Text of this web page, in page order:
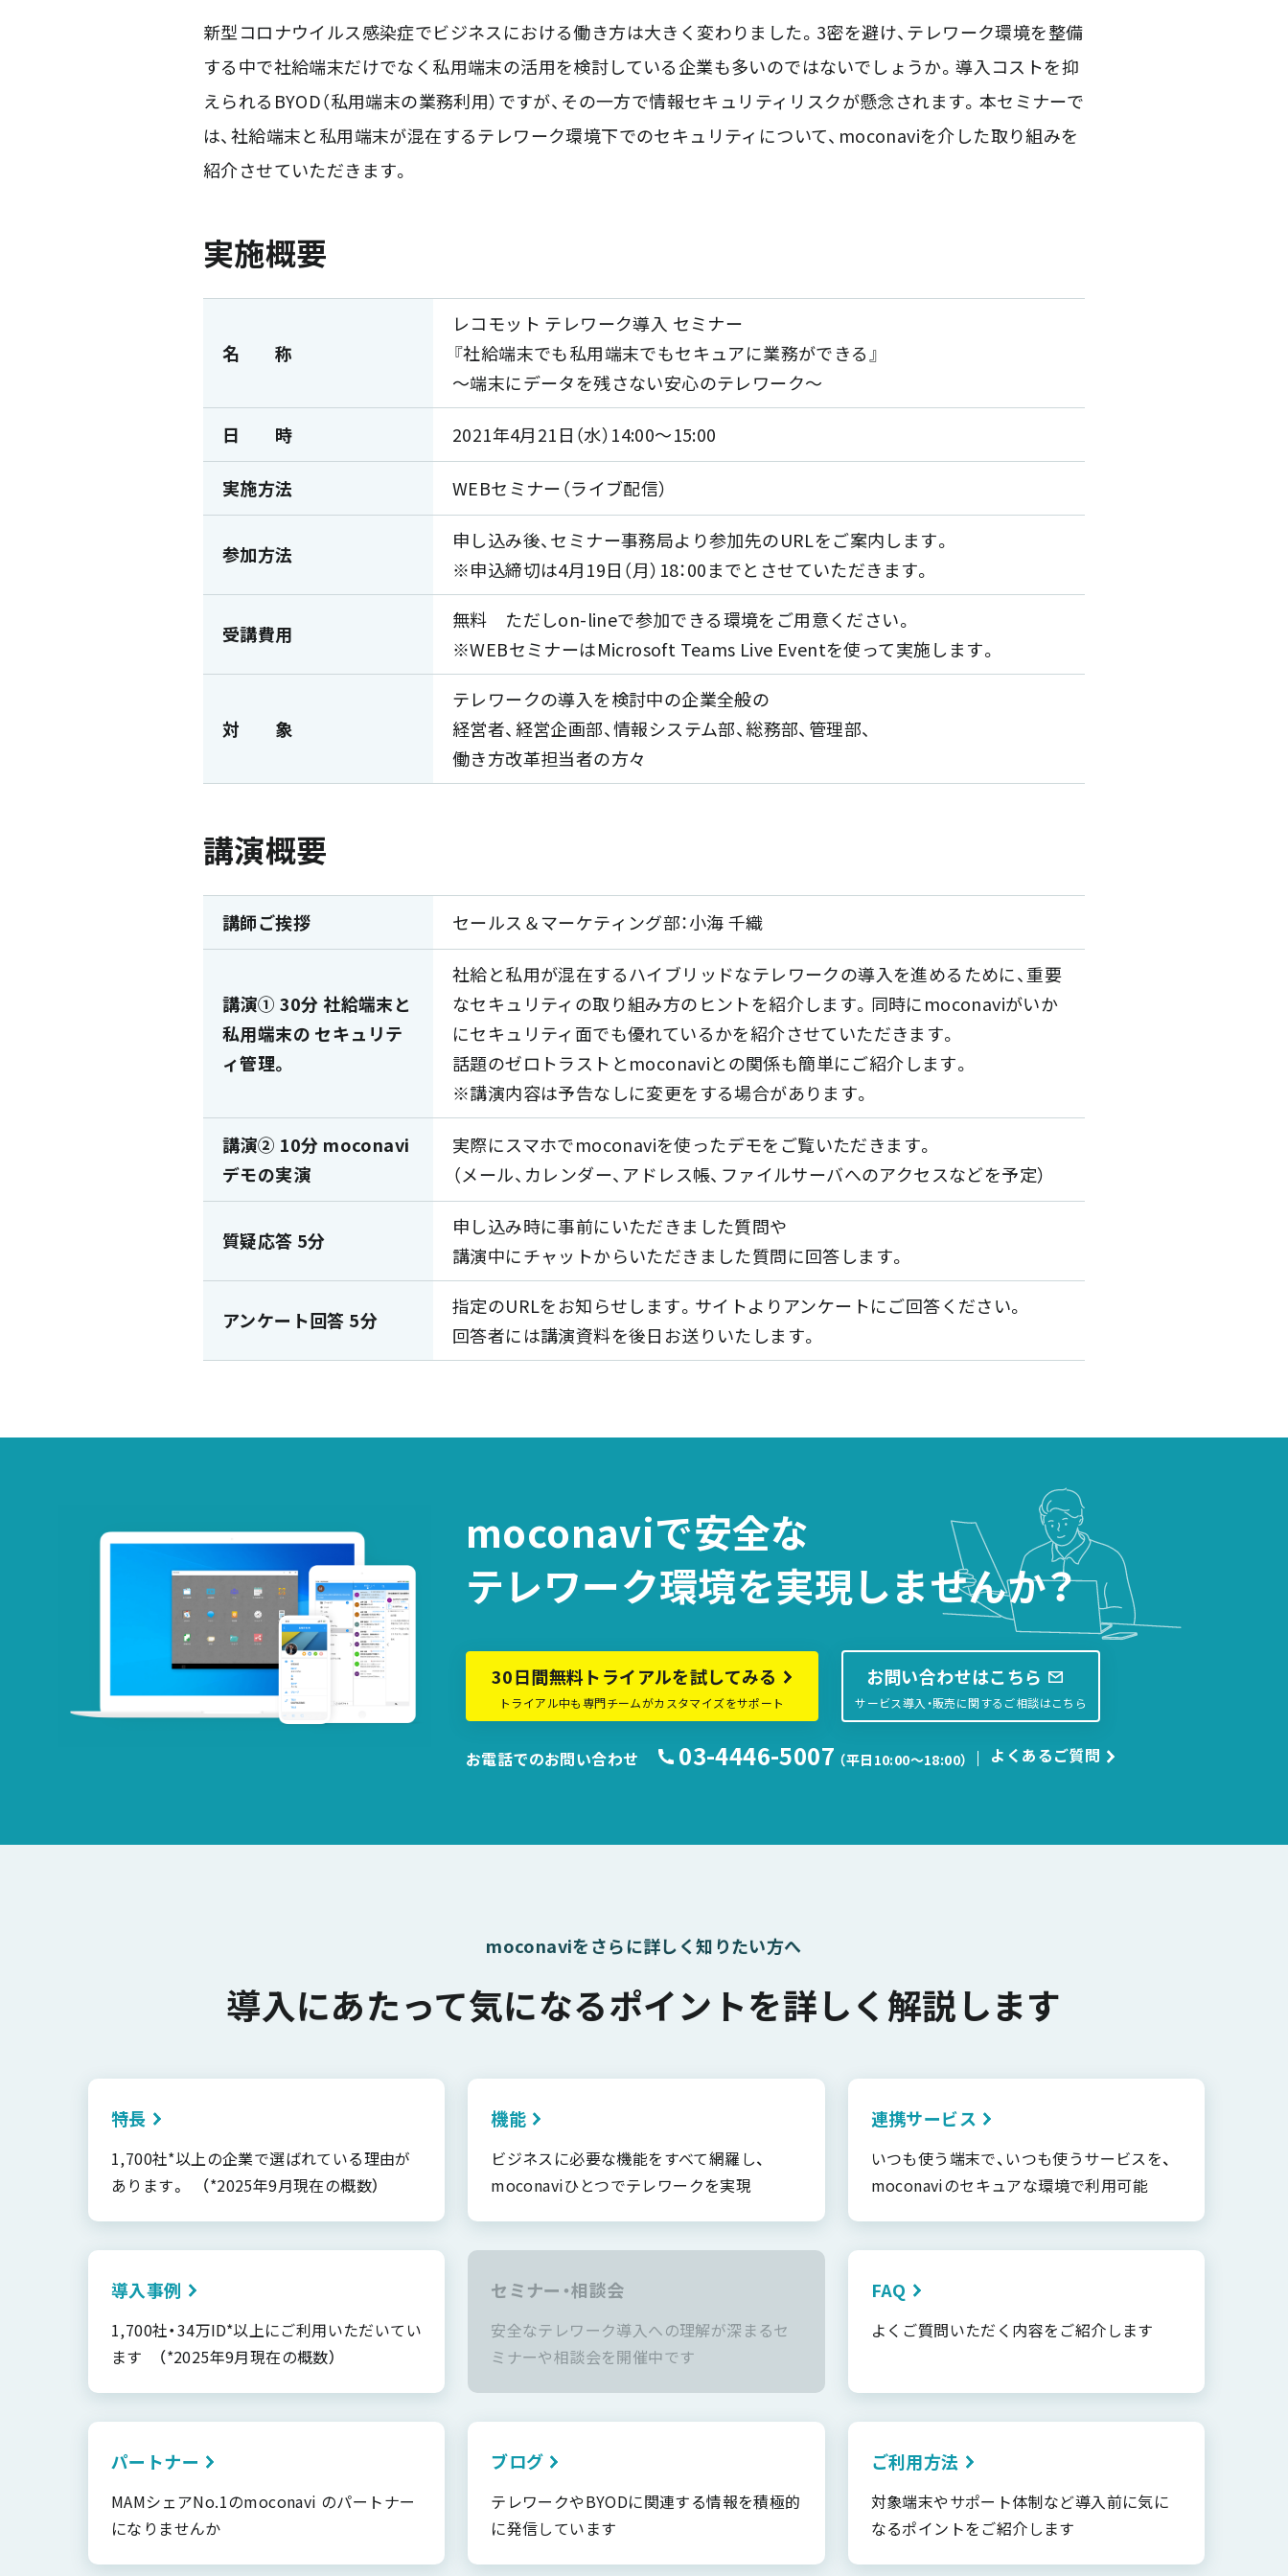
新型コロナウイルス感染症でビジネスにおける働き方は大きく変わりました。3密を避け、テレワーク環境を整備
する中で社給端末だけでなく私用端末の活用を検討している企業も多いのではないでしょうか。導入コストを抑
えられるBYOD（私用端末の業務利用）ですが、その一方で情報セキュリティリスクが懸念されます。本セミナーで
は、社給端末と私用端末が混在するテレワーク環境下でのセキュリティについて、moconaviを介した取り組みを
紹介させていただきます。
実施概要
名 称
レコモット テレワーク導入 セミナー
『社給端末でも私用端末でもセキュアに業務ができる』
～端末にデータを残さない安心のテレワーク～
日 時 2021年4月21日（水）14:00～15:00
実施方法 WEBセミナー（ライブ配信）
参加方法
申し込み後、セミナー事務局より参加先のURLをご案内します。
※申込締切は4月19日（月）18：00までとさせていただきます。
受講費用
無料 ただしon-lineで参加できる環境をご用意ください。
※WEBセミナーはMicrosoft Teams Live Eventを使って実施します。
対 象
テレワークの導入を検討中の企業全般の
経営者、経営企画部、情報システム部、総務部、管理部、
働き方改革担当者の方々
講演概要
講師ご挨拶 セールス＆マーケティング部：小海 千織
講演① 30分 社給端末と
私用端末の セキュリテ
ィ管理。
社給と私用が混在するハイブリッドなテレワークの導入を進めるために、重要
なセキュリティの取り組み方のヒントを紹介します。同時にmoconaviがいか
にセキュリティ面でも優れているかを紹介させていただきます。
話題のゼロトラストとmoconaviとの関係も簡単にご紹介します。
※講演内容は予告なしに変更をする場合があります。
講演② 10分 moconavi
デモの実演
実際にスマホでmoconaviを使ったデモをご覧いただきます。
（メール、カレンダー、アドレス帳、ファイルサーバへのアクセスなどを予定）
質疑応答 5分
申し込み時に事前にいただきました質問や
講演中にチャットからいただきました質問に回答します。
アンケート回答 5分
指定のURLをお知らせします。サイトよりアンケートにご回答ください。
回答者には講演資料を後日お送りいたします。
moconaviで安全な
テレワーク環境を実現しませんか？
30日間無料トライアルを試してみる
トライアル中も専門チームがカスタマイズをサポート
お問い合わせはこちら
サービス導入・販売に関するご相談はこちら
お電話でのお問い合わせ 03-4446-5007 （平日10:00〜18:00） よくあるご質問
moconaviをさらに詳しく知りたい方へ
導入にあたって気になるポイントを詳しく解説します
特長
1,700社*以上の企業で選ばれている理由が
あります。 （*2025年9月現在の概数）
機能
ビジネスに必要な機能をすべて網羅し、
moconaviひとつでテレワークを実現
連携サービス
いつも使う端末で、いつも使うサービスを、
moconaviのセキュアな環境で利用可能
導入事例
1,700社・34万ID*以上にご利用いただいてい
ます （*2025年9月現在の概数）
セミナー・相談会
安全なテレワーク導入への理解が深まるセ
ミナーや相談会を開催中です
FAQ
よくご質問いただく内容をご紹介します
パートナー
MAMシェアNo.1のmoconavi のパートナー
になりませんか
ブログ
テレワークやBYODに関連する情報を積極的
に発信しています
ご利用方法
対象端末やサポート体制など導入前に気に
なるポイントをご紹介します